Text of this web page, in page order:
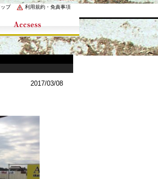
利用規約・免責事項
プ
2017/03/08